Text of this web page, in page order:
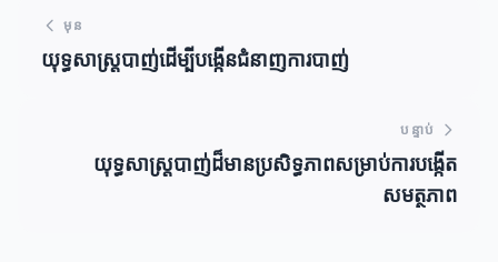
មុន
យុទ្ធសាស្ត្របាញ់ដើម្បីបង្កើនជំនាញការបាញ់
បន្ទាប់
យុទ្ធសាស្ត្របាញ់ដ៏មានប្រសិទ្ធភាពសម្រាប់ការបង្កើត
សមត្ថភាព